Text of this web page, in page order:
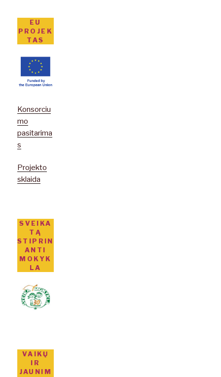
EU
PROJEK
TAS
Konsorciu
mo
pasitarima
s
Projekto
sklaida
SVEIKA
TĄ
STIPRIN
ANTI
MOKYK
LA
VAIKŲ
IR
JAUNIM